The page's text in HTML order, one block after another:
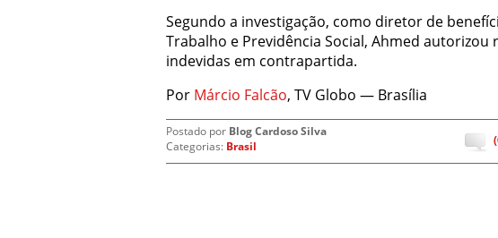
Segundo a investigação, como diretor de
Trabalho e Previdência Social, Ahmed autorizou
indevidas em contrapartida.
Por Márcio Falcão, TV Globo — Brasília
Postado por Blog Cardoso Silva
Categorias: Brasil